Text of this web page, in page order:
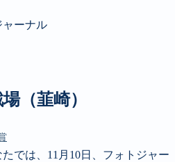
ャーナル
（韮崎）
では、11月10日、フォトジャー